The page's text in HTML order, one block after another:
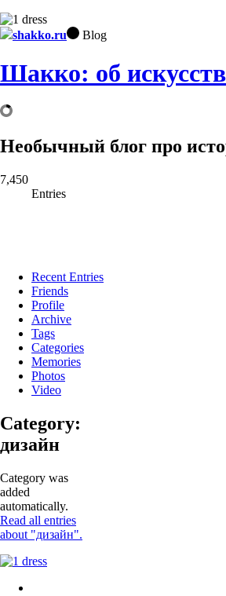
shakko.ru Blog
Шакко: об
Необычный блог про
7,450
Entries
Recent Entries
Friends
Profile
Archive
Tags
Categories
Memories
Photos
Video
Category:
дизайн
Category was
added
automatically.
Read all entries
about "дизайн".